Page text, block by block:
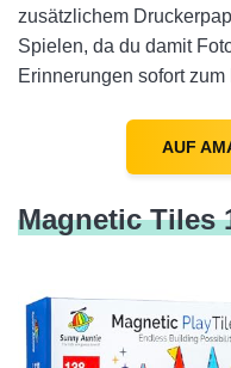
zusätzlichem
Spielen, da du damit
Erinnerungen sofort
AUF
Magnetic Tiles